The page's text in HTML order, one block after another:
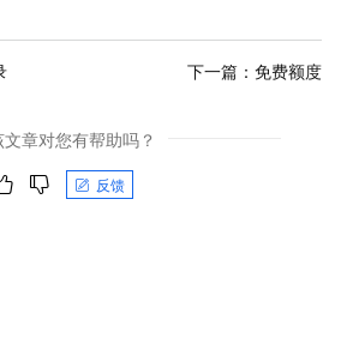
下一篇： 免费额度
文章对您有帮助吗？
反馈